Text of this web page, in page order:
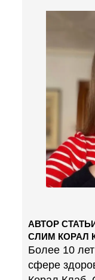
АВТОР
СЛИМ КОРАЛ
Более 10
сфере